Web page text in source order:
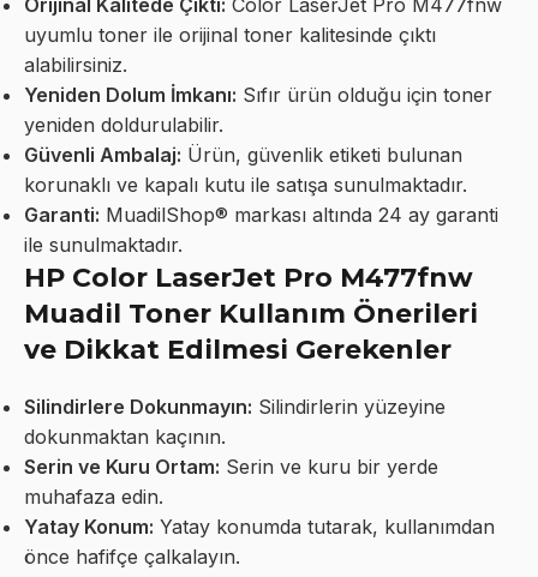
uyumlu toner ile orijinal toner kalitesinde çıktı
alabilirsiniz.
Yeniden Dolum İmkanı: Sıfır ürün olduğu için toner
yeniden doldurulabilir.
Güvenli Ambalaj: Ürün, güvenlik etiketi bulunan
korunaklı ve kapalı kutu ile satışa sunulmaktadır.
Garanti: MuadilShop® markası altında 24 ay garanti
ile sunulmaktadır.
HP Color LaserJet Pro M477fnw
Muadil Toner Kullanım Önerileri
ve Dikkat Edilmesi Gerekenler
Silindirlere Dokunmayın: Silindirlerin yüzeyine
dokunmaktan kaçının.
Serin ve Kuru Ortam: Serin ve kuru bir yerde
muhafaza edin.
Yatay Konum: Yatay konumda tutarak, kullanımdan
önce hafifçe çalkalayın.